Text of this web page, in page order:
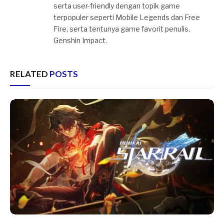
serta user-friendly dengan topik game
terpopuler seperti Mobile Legends dan Free
Fire, serta tentunya game favorit penulis,
Genshin Impact.
RELATED POSTS